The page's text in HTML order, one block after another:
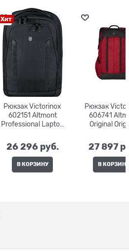
Хит
Рюкзак Victorinox
602151 Altmont
Professional Laptop
29x22x41
26 296 руб.
В КОРЗИНУ
Рюкзак
606741
Original
24 л. |
27 897
В КОРЗИНУ